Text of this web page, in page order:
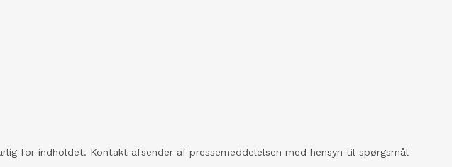
for indholdet. Kontakt afsender af pressemeddelelsen med hensyn til spørgsmål